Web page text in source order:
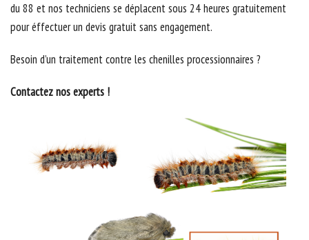
du 88 et nos techniciens se déplacent sous 24 heures gratuitement
pour éffectuer un devis gratuit sans engagement.
Besoin d’un traitement contre les chenilles processionnaires ?
Contactez nos experts !